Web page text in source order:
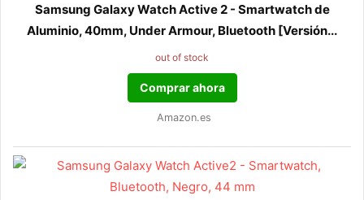
Samsung Galaxy Watch Active 2 - Smartwatch de
Aluminio, 40mm, Under Armour, Bluetooth [Versión...
out of stock
Comprar ahora
Amazon.es